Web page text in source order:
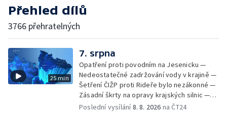
Přehled dílů
3766 přehratelných
25 min
7. srpna
Opatření proti povodním na Jesenicku —
Nedeostatečné zadržování vody v krajině —
Šetření ČIŽP proti Rideře bylo nezákonné —
Zásadní škrty na opravy krajských silnic —
Zásadní škrty na opravy krajských silnic —
Poslední vysílání8. 8. 2026 na ČT24